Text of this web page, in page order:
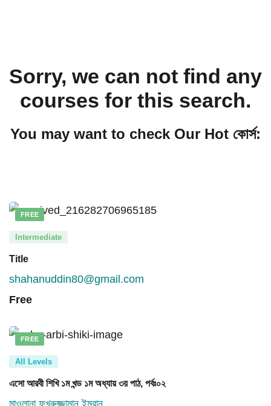
Sorry, we can not find any
courses for this search.
You may want to check Our Hot কোর্স:
FREE
Intermediate
Title
shahanuddin80@gmail.com
Free
FREE
All Levels
এসো আরবী শিখি ১ম খন্ড ১ম অধ্যায় ৩য় পাঠ, পর্বঃ০২
মাওলানা ফখরুজ্জামান ইমরান